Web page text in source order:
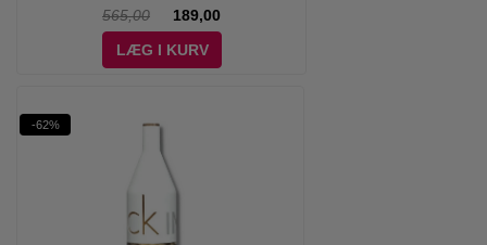
565,00
189,00
LÆG I KURV
-62%